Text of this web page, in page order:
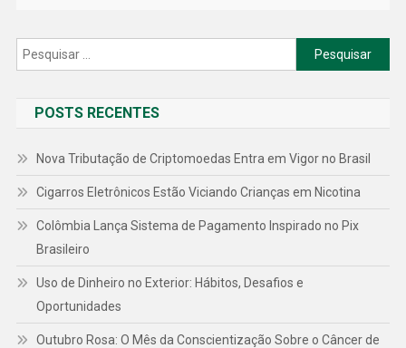
Pesquisar
por:
POSTS RECENTES
Nova Tributação de Criptomoedas Entra em Vigor no Brasil
Cigarros Eletrônicos Estão Viciando Crianças em Nicotina
Colômbia Lança Sistema de Pagamento Inspirado no Pix
Brasileiro
Uso de Dinheiro no Exterior: Hábitos, Desafios e
Oportunidades
Outubro Rosa: O Mês da Conscientização Sobre o Câncer de